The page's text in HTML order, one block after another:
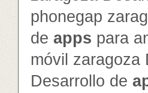
phonegap
de apps para
móvil zaragoza
Desarrollo de